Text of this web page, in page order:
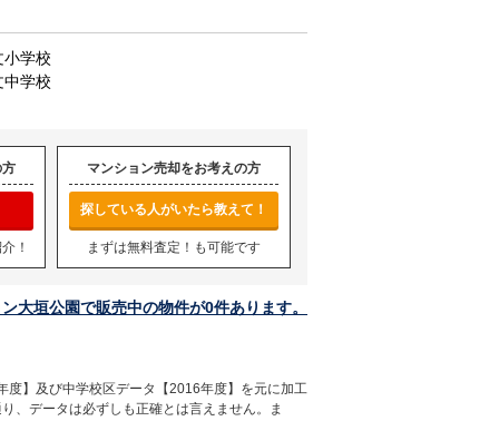
小学校
中学校
！
マンション売却をお考えの方
探している人がいたら教えて！
まずは無料査定！も可能です
大垣公園で販売中の物件が0件あります。
度】及び中学校区データ【2016年度】を元に加工
、データは必ずしも正確とは言えません。ま